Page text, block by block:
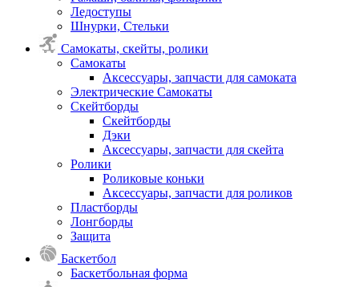
Ледоступы
Шнурки, Стельки
Самокаты, скейты, ролики
Самокаты
Аксессуары, запчасти для самоката
Электрические Самокаты
Скейтборды
Скейтборды
Дэки
Аксессуары, запчасти для скейта
Ролики
Роликовые коньки
Аксессуары, запчасти для роликов
Пластборды
Лонгборды
Защита
Баскетбол
Баскетбольная форма